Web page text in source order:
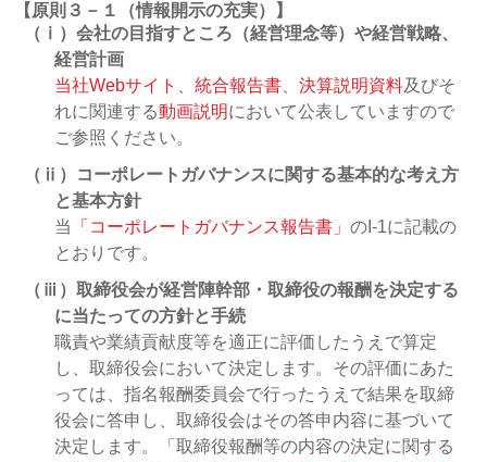
【原則３－１（情報開示の充実）】
（ⅰ）会社の目指すところ（経営理念等）や経営戦略、
経営計画
当社Webサイト
統合報告書、 決算説明資料及びそ
れに関連する動画説明において公表していますので
ご参照ください。
（ⅱ）コーポレートガバナンスに関する基本的な考え方
と基本方針
当 「コーポレートガバナンス報告書」 のI-1に記載の
とおりです。
（ⅲ）取締役会が経営陣幹部・取締役の報酬を決定する
に当たっての方針と手続
職責や業績貢献度等を適正に評価したうえで算定
し、取締役会において決定します。その評価にあた
っては、指名報酬委員会で行ったうえで結果を取締
役会に答申し、取締役会はその答申内容に基づいて
決定します。「取締役報酬等の内容の決定に関する